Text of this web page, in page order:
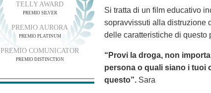
TELLY AWARD
PREMIO SILVER
PREMIO AURORA
PREMIO PLATINUM
PREMIO COMUNICATOR
PREMIO DISTINCTION
Si tratta di un film educativo
sopravvissuti alla distruzione
delle caratteristiche di questo
“Provi la droga, non
persona o quali siano i tuoi
questo”. Sara